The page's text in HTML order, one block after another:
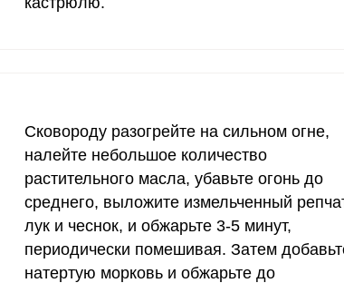
150 мкг
10 мкг 2.9
70 мкг 0.4
Сковороду разогрейте на сильном огне,
налейте небольшое количество
растительного масла, убавьте огонь до
среднего, выложите измельченный
лук и чеснок, и обжарьте 3-5 минут,
периодически помешивая. Затем
натертую морковь и обжарьте до